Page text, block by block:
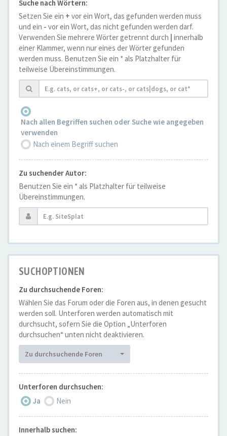
Suche nach Wörtern:
Setzen Sie ein + vor ein Wort, das gefunden werden muss
und ein - vor ein Wort, das nicht gefunden werden darf.
Verwenden Sie mehrere Wörter getrennt durch | innerhalb
einer Klammer, wenn nur eines der Wörter gefunden
werden muss. Benutzen Sie ein * als Platzhalter für
teilweise Übereinstimmungen.
Nach allen Begriffen suchen oder Suche wie angegeben
verwenden
Nach einem Begriff suchen
Zu suchender Autor:
Benutzen Sie ein * als Platzhalter für teilweise
Übereinstimmungen.
SUCHOPTIONEN
Zu durchsuchende Foren:
Wählen Sie das Forum oder die Foren aus, in denen gesucht
werden soll. Unterforen werden automatisch mit
durchsucht, sofern Sie die Option „Unterforen
durchsuchen“ unten nicht deaktivieren.
Zu durchsuchende Foren
Unterforen durchsuchen:
Ja
Nein
Innerhalb suchen: